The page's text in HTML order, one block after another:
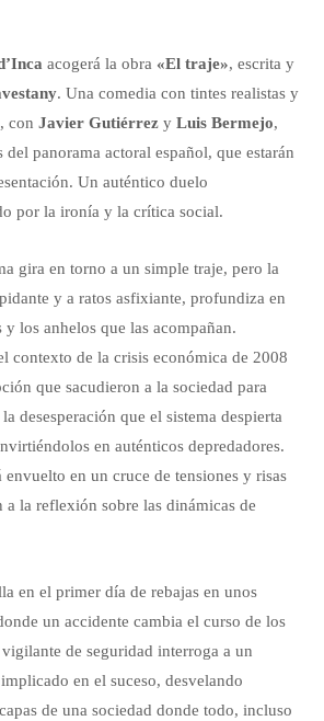
acogerá la obra «El traje», escrita y
. Una comedia con tintes realistas y
conJavier Gutiérrez yLuis Bermejo,
del panorama actoral español, que estarán
Un auténtico duelo
por la ironía y la crítica social.
gira en torno a un simple traje, pero la
y a ratos asfixiante, profundiza en
y los anhelos que las acompañan.
contexto de la crisis económica de 2008
que sacudieron a la sociedad para
desesperación que el sistema despierta
en auténticos depredadores.
envuelto en un cruce de tensiones y risas
a la reflexión sobre las dinámicas de
en el primer día de rebajas en unos
un accidente cambia el curso de los
de seguridad interroga a un
en el suceso, desvelando
de una sociedad donde todo, incluso